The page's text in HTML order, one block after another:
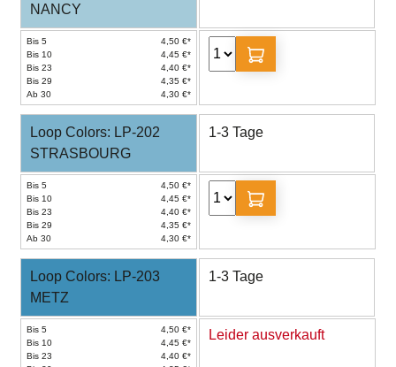
NANCY
Bis 5
4,50 €*
Bis 10
4,45 €*
Bis 23
4,40 €*
Bis 29
4,35 €*
Ab 30
4,30 €*
Loop Colors: LP-202
STRASBOURG
1-3 Tage
Bis 5
4,50 €*
Bis 10
4,45 €*
Bis 23
4,40 €*
Bis 29
4,35 €*
Ab 30
4,30 €*
Loop Colors: LP-203
METZ
1-3 Tage
Bis 5
4,50 €*
Bis 10
4,45 €*
Bis 23
4,40 €*
Leider ausverkauft